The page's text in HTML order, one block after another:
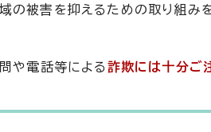
の被害を抑えるための取り組み
や電話等による詐欺には十分ご